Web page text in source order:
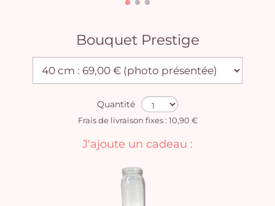
Bouquet Prestige
Quantité
Frais de livraison fixes : 10,90 €
J'ajoute un cadeau :